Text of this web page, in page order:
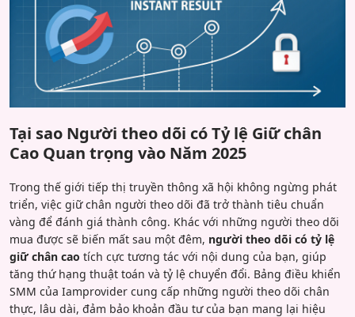
Tại sao Người theo dõi có Tỷ lệ Giữ chân
Cao Quan trọng vào Năm 2025
Trong thế giới tiếp thị truyền thông xã hội không ngừng phát
triển, việc giữ chân người theo dõi đã trở thành tiêu chuẩn
vàng để đánh giá thành công. Khác với những người theo dõi
mua được sẽ biến mất sau một đêm, người theo dõi có tỷ lệ
giữ chân cao tích cực tương tác với nội dung của bạn, giúp
tăng thứ hạng thuật toán và tỷ lệ chuyển đổi. Bảng điều khiển
SMM của Iamprovider cung cấp những người theo dõi chân
thực, lâu dài, đảm bảo khoản đầu tư của bạn mang lại hiệu